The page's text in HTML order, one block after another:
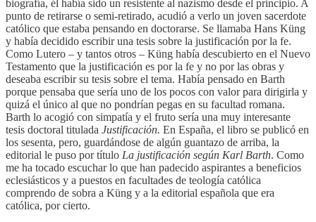
biografía, él había sido un resistente al nazismo desde el principio. A
punto de retirarse o semi-retirado, acudió a verlo un joven sacerdote
católico que estaba pensando en doctorarse. Se llamaba Hans Küng
y había decidido escribir una tesis sobre la justificación por la fe.
Como Lutero – y tantos otros – Küng había descubierto en el Nuevo
Testamento que la justificación es por la fe y no por las obras y
deseaba escribir su tesis sobre el tema. Había pensado en Barth
porque pensaba que sería uno de los pocos con valor para dirigirla y
quizá el único al que no pondrían pegas en su facultad romana.
Barth lo acogió con simpatía y el fruto sería una muy interesante
tesis doctoral titulada Justificación. En España, el libro se publicó en
los sesenta, pero, guardándose de algún guantazo de arriba, la
editorial le puso por título La justificación según Karl Barth. Como
me ha tocado escuchar lo que han padecido aspirantes a beneficios
eclesiásticos y a puestos en facultades de teología católica
comprendo de sobra a Küng y a la editorial española que era
católica, por cierto.